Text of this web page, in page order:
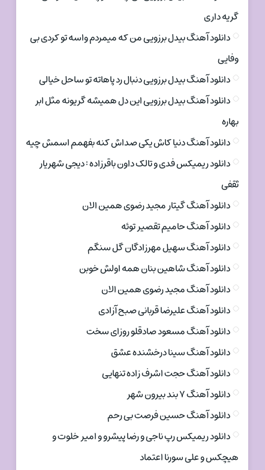
گریه داری
دانلود آهنگ بیدل برزویی من که میمردم واسه تو کردی بی
وفایی
دانلود آهنگ بیدل برزویی دنبال رد پاهاته تو ساحل خیالی
دانلود آهنگ بیدل برزویی این دل همیشه گریونه مثل ابر
بهاره
دانلود آهنگ دنیا کاش یکی صداش کنه بفهمم اسمش چیه
دانلود ریمیکس فدی و تالک داون باقرزاده : دیجی شهریار
ثقفی
دانلود آهنگ گیتار مجید رضوی همین الان
دانلود آهنگ حامیم تقصیر توئه
دانلود آهنگ سهیل مهرزادگان گل سنگم
دانلود آهنگ شاهین بنان همه اولش خوبن
دانلود آهنگ مجید رضوی همین الان
دانلود آهنگ علیرضا قربانی صبح آزادی
دانلود آهنگ مسعود صادقلو روزای سخت
دانلود آهنگ سینا درخشنده عشق
دانلود آهنگ حجت اشرف زاده تنهایی
دانلود آهنگ ۷ بند بیرون شهر
دانلود آهنگ حسین فرصت بی رحم
دانلود ریمیکس رپ ناجی و رضا پیشرو و امیر خلوت و
هیچکس و علی سورنا اعتماد